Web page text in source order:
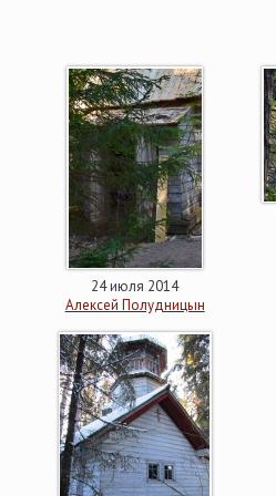
24 июля 2014
Алексей Полудницын